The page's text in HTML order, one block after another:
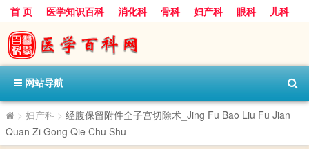
首 页 医学知识百科 消化科 骨科 妇产科 眼科
儿科
心血管病科
呼吸科 神经科
内分泌科
口腔科
网站导航
> 妇产科 > 经腹保留附件全子宫切除术_Jing Fu Bao Liu Fu Jian
Quan Zi Gong Qie Chu Shu